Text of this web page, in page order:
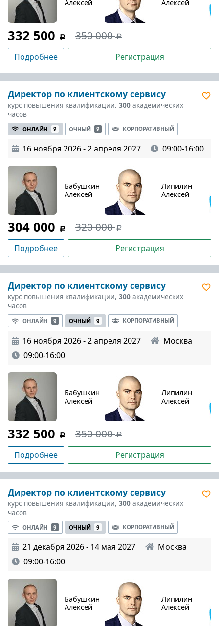
Алексей Алексей
332 500 350 000
Подробнее Регистрация
Директор по клиентскому сервису
курс повышения квалификации, 300 академических
часов
ОНЛАЙН 9 ОЧНЫЙ 9 КОРПОРАТИВНЫЙ
16 ноября 2026 - 2 апреля 2027 09:00-16:00
Бабушкин
Алексей
Липилин
Алексей
304 000 320 000
Подробнее Регистрация
Директор по клиентскому сервису
курс повышения квалификации, 300 академических
часов
ОНЛАЙН 9 ОЧНЫЙ 9 КОРПОРАТИВНЫЙ
16 ноября 2026 - 2 апреля 2027
Москва
09:00-16:00
Бабушкин
Алексей
Липилин
Алексей
332 500 350 000
Подробнее Регистрация
Директор по клиентскому сервису
курс повышения квалификации, 300 академических
часов
ОНЛАЙН 9 ОЧНЫЙ 9 КОРПОРАТИВНЫЙ
21 декабря 2026 - 14 мая 2027
Москва
09:00-16:00
Бабушкин
Алексей
Липилин
Алексей